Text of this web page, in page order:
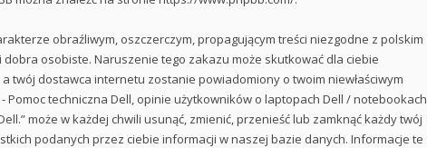
obraźliwym, oszczerczym, propagującym treści niezgodne z polskim
osobiste. Naruszenie tego zakazu może skutkować dla ciebie
twój dostawca internetu zostanie powiadomiony o twoim niewłaściwym
Pomoc techniczna Dell, opinie użytkowników o laptopach Dell / notebookach
może w każdej chwili usunąć, zmienić, przenieść lub zamknąć każdy twój
podanych przez ciebie informacji w naszej bazie danych. Informacje te